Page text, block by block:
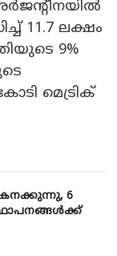
11.7 ലക്ഷം
9%
മെട്രിക്
6